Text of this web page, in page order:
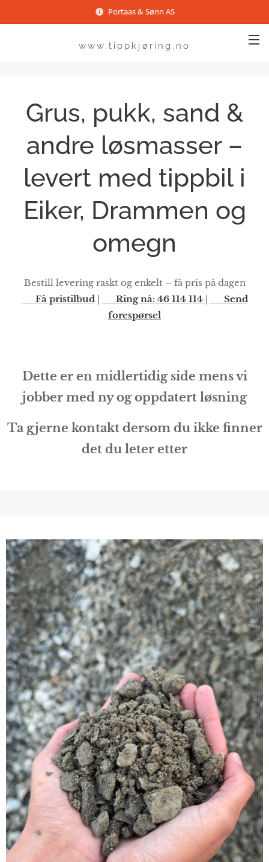
Portaas & Sønn AS
www.tippkjøring.no
Grus, pukk, sand &
andre løsmasser –
levert med tippbil i
Eiker, Drammen og
omegn
Bestill levering raskt og enkelt – få pris på dagen
Få pristilbud| Ring nå: 46 114 114 |
Send
forespørsel
Dette er en midlertidig side mens vi
jobber med ny og oppdatert løsning
Ta gjerne kontakt dersom du ikke finner
det du leter etter